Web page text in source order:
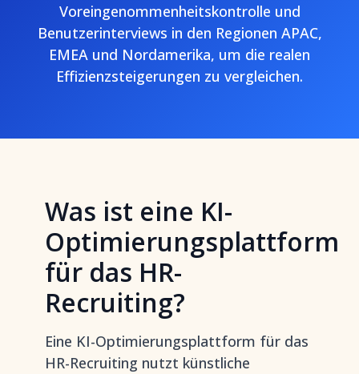
Voreingenommenheitskontrolle und
Benutzerinterviews in den Regionen APAC,
EMEA und Nordamerika, um die realen
Effizienzsteigerungen zu vergleichen.
Was ist eine KI-
Optimierungsplattform
für das HR-
Recruiting?
Eine KI-Optimierungsplattform für das
HR-Recruiting nutzt künstliche